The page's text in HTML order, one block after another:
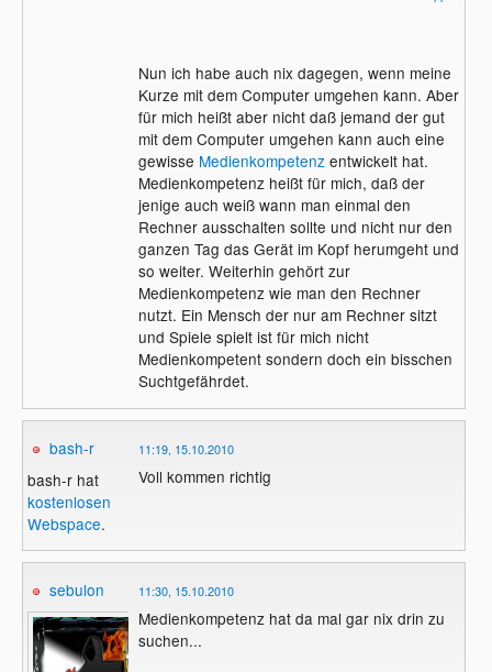
was alles geht. Aber das müssen die Eltern
entscheiden. Nicht die Kinder
Nun ich habe auch nix dagegen, wenn meine
Kurze mit dem Computer umgehen kann. Aber
für mich heißt aber nicht daß jemand der gut
mit dem Computer umgehen kann auch eine
gewisse Medienkompetenzentwickelt hat.
Medienkompetenz heißt für mich, daß der
jenige auch weiß wann man einmal den
Rechner ausschalten sollte und nicht nur den
ganzen Tag das Gerät im Kopf herumgeht und
so weiter. Weiterhin gehört zur
Medienkompetenz wie man den Rechner
nutzt. Ein Mensch der nur am Rechner sitzt
und Spiele spielt ist für mich nicht
Medienkompetent sondern doch ein bisschen
Suchtgefährdet.
bash-r
bash-r hat
kostenlosen
Webspace.
11:19, 15.10.2010
Voll kommen richtig
sebulon 11:30, 15.10.2010
Medienkompetenz hat da mal gar nix drin zu
suchen...